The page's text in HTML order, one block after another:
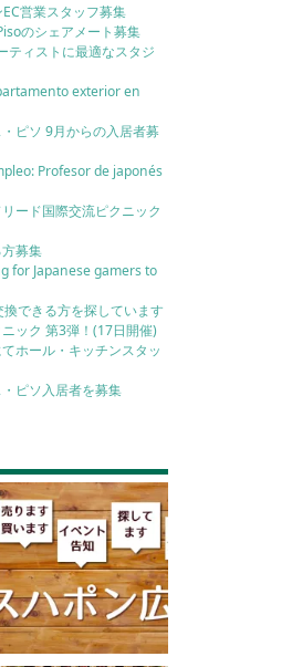
営業スタッフ募集
のシェアメート募集
ティストに最適なスタジ
exterior en
ピソ 9月からの入居者募
Profesor de japonés
ード国際交流ピクニック
募集
for Japanese gamers to
換できる方を探しています
ック 第3弾！(17日開催)
ホール・キッチンスタッ
ピソ入居者を募集